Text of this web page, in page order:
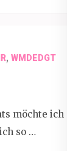
, WMDEDGT
möchte ich
so …